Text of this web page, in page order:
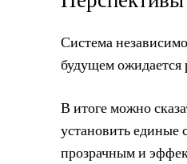
Система
будущем
В итоге можно
установить единые
прозрачным и